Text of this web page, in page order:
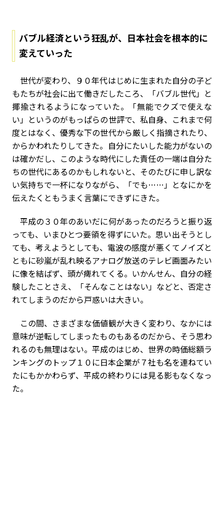
バブル経済という狂乱が、日本社会を根本的に
変えていった
世代が変わり、９０年代はじめに生まれた自分の子ど
もたちが社会に出て働きだしたころ、「バブル世代」と
揶揄されるようになっていた。「無能でクズで使えな
い」というのがもっぱらの世評で、私自身、これまで何
度とはなく、優秀な下の世代から厳しく指摘されたり、
からかわれたりしてきた。自分にたいした能力がないの
は確かだし、このような時代にした責任の一端は自分た
ちの世代にあるのかもしれないと、そのたびに申し訳な
い気持ちで一杯になりながら、「でも……」となにかを
伝えたくともうまく言葉にできずにきた。
平成の３０年のあいだに何があったのだろうと振り返
っても、いまひとつ要領を得ずにいた。思い出そうとし
ても、考えようとしても、電波の感度が悪くてノイズと
ともに砂嵐が乱れ映るアナログ放送のテレビ画面みたい
に像を結ばず、頭が痺れてくる。いかんせん、自分の経
験したことさえ、「そんなことはない」などと、否定さ
れてしまうのだから戸惑いは大きい。
この間、さまざまな価値観が大きく変わり、なかには
意味が逆転してしまったものもあるのだから、そう思わ
れるのも無理はない。平成のはじめ、世界の時価総額ラ
ンキングのトップ１０に日本企業が７社も名を連ねてい
たにもかかわらず、平成の終わりには見る影もなくなっ
た。